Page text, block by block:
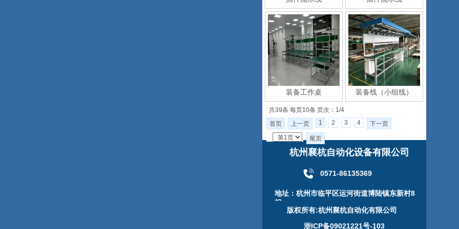
装备工作桌 装备线（小组线）
共39条 每页10条 页次：1/4
首页
上一页 1 2 3 4 下一页
尾页
杭州襄杭自动化设备有限公司
地址：杭州市临平区运河街道博陆镇东新村8
组
版权所有:杭州襄杭自动化有限公司
0571-86135369
浙ICP备09021221号-103